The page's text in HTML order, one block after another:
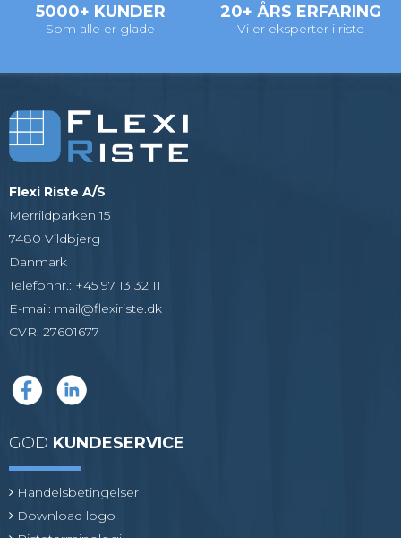
5000+ KUNDER
Som alle er glade
20+ ÅRS ERFARING
Vi er eksperter i riste
Flexi Riste A/S
Merrildparken 15
7480 Vildbjerg
Danmark
Telefonnr. : +45 97 13 32 11
E-mail: mail@flexiriste.dk
CVR: 27601677
GOD KUNDESERVICE
Handelsbetingelser
Download logo